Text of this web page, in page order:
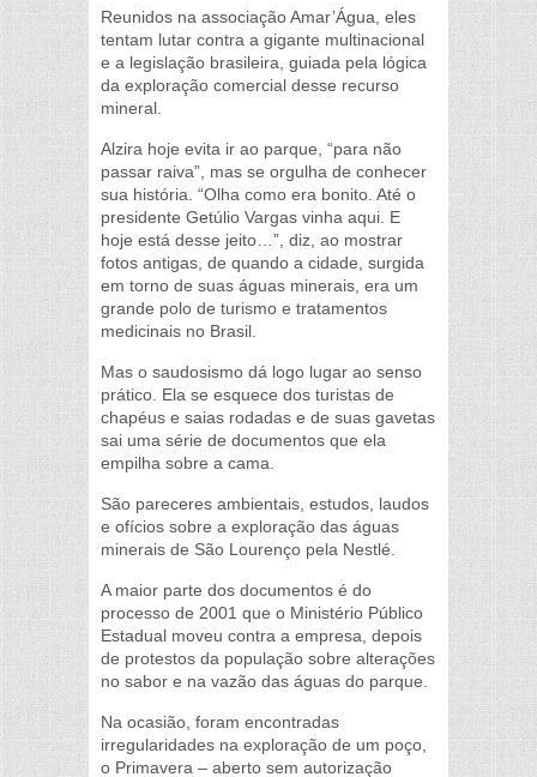
Reunidos na associação Amar’Água, eles
tentam lutar contra a gigante multinacional
e a legislação brasileira, guiada pela lógica
da exploração comercial desse recurso
mineral.
Alzira hoje evita ir ao parque, “para não
passar raiva”, mas se orgulha de conhecer
sua história. “Olha como era bonito. Até o
presidente Getúlio Vargas vinha aqui. E
hoje está desse jeito…”, diz, ao mostrar
fotos antigas, de quando a cidade, surgida
em torno de suas águas minerais, era um
grande polo de turismo e tratamentos
medicinais no Brasil.
Mas o saudosismo dá logo lugar ao senso
prático. Ela se esquece dos turistas de
chapéus e saias rodadas e de suas gavetas
sai uma série de documentos que ela
empilha sobre a cama.
São pareceres ambientais, estudos, laudos
e ofícios sobre a exploração das águas
minerais de São Lourenço pela Nestlé.
A maior parte dos documentos é do
processo de 2001 que o Ministério Público
Estadual moveu contra a empresa, depois
de protestos da população sobre alterações
no sabor e na vazão das águas do parque.
Na ocasião, foram encontradas
irregularidades na exploração de um poço,
o Primavera – aberto sem autorização